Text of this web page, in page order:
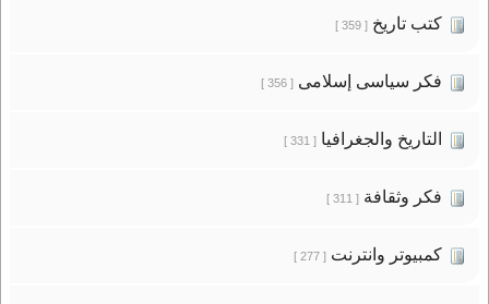
كتب تاريخ[ 359 ]
فكر سياسى إسلامى[ 356 ]
التاريخ والجغرافيا[ 331 ]
فكر وثقافة[ 311 ]
كمبيوتر وانترنت[ 277 ]